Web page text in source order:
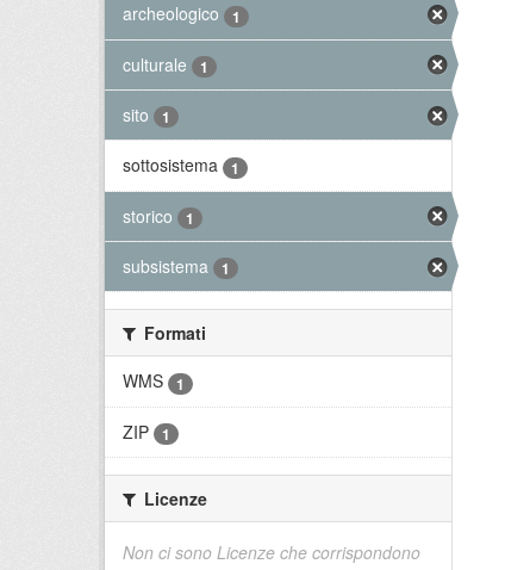
archeologico
1
culturale 1
sito 1
sottosistema 1
storico 1
subsistema 1
Formati
WMS
1
ZIP 1
Licenze
Non ci sono Licenze che corrispondono